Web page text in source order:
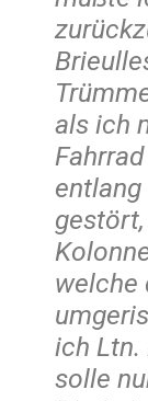
als ich
welche
ich Ltn.
solle